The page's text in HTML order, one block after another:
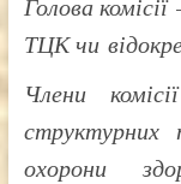
ТЦК чи
Члени
структурних
охорони